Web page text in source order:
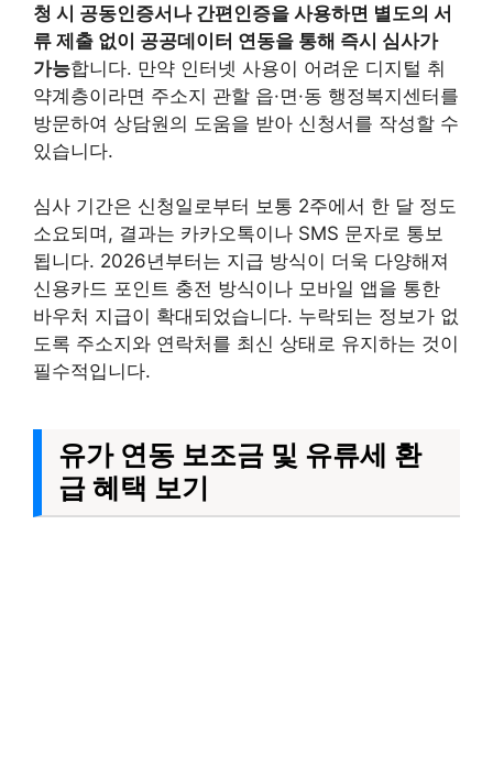
청 시 공동인증서나 간편인증을 사용하면 별도의 서
류 제출 없이 공공데이터 연동을 통해 즉시 심사가
가능합니다. 만약 인터넷 사용이 어려운 디지털 취
약계층이라면 주소지 관할 읍·면·동 행정복지센터를
방문하여 상담원의 도움을 받아 신청서를 작성할 수
있습니다.
심사 기간은 신청일로부터 보통 2주에서 한 달 정도
소요되며, 결과는 카카오톡이나 SMS 문자로 통보
됩니다. 2026년부터는 지급 방식이 더욱 다양해져
신용카드 포인트 충전 방식이나 모바일 앱을 통한
바우처 지급이 확대되었습니다. 누락되는 정보가 없
도록 주소지와 연락처를 최신 상태로 유지하는 것이
필수적입니다.
유가 연동 보조금 및 유류세 환
급 혜택 보기